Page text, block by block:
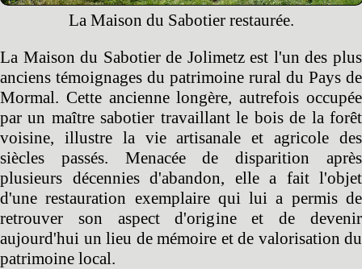
La Maison du Sabotier restaurée.
La Maison du Sabotier de Jolimetz est l'un des plus
anciens témoignages du patrimoine rural du Pays de
Mormal. Cette ancienne longère, autrefois occupée
par un maître sabotier travaillant le bois de la forêt
voisine, illustre la vie artisanale et agricole des
siècles passés. Menacée de disparition après
plusieurs décennies d'abandon, elle a fait l'objet
d'une restauration exemplaire qui lui a permis de
retrouver son aspect d'origine et de devenir
aujourd'hui un lieu de mémoire et de valorisation du
patrimoine local.